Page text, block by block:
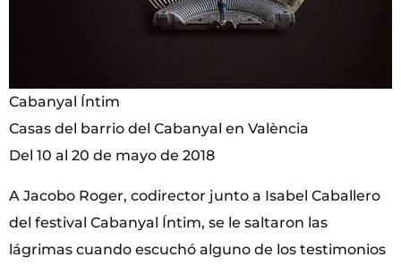
Cabanyal Íntim
Casas del barrio del Cabanyal en València
Del 10 al 20 de mayo de 2018
A Jacobo Roger, codirector junto a Isabel Caballero
del festival Cabanyal Íntim, se le saltaron las
lágrimas cuando escuchó alguno de los testimonios